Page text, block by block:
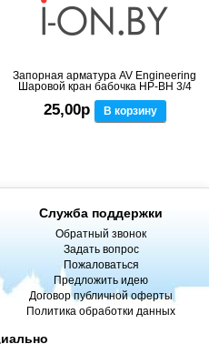
Запорная арматура AV Engineering
Шаровой кран бабочка НР-ВН 3/4
25,00р В корзину
Служба поддержки
Обратный звонок
Задать вопрос
Пожаловаться
Предложить идею
Договор публичной оферты
Политика обработки данных